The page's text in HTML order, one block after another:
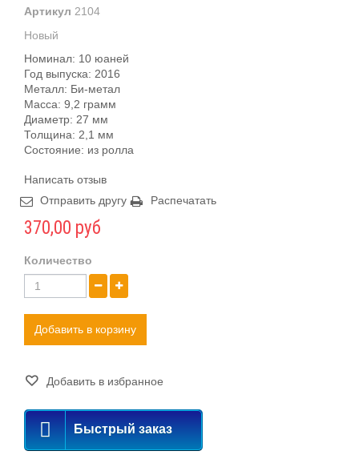
Артикул 2104
Новый
Номинал: 10 юаней
Год выпуска: 2016
Металл: Би-метал
Масса: 9,2 грамм
Диаметр: 27 мм
Толщина: 2,1 мм
Состояние: из ролла
Написать отзыв
Отправить другу
Распечатать
370,00 руб
Количество
Добавить в корзину
Добавить в избранное
Быстрый заказ